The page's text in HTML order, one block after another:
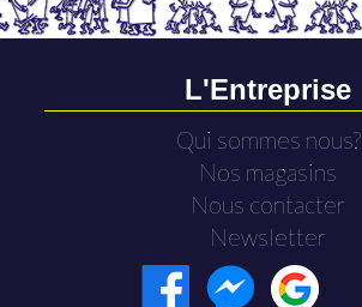
L'Entreprise
Qui sommes nous?
Nos magasins
Nous contacter
Newsletter